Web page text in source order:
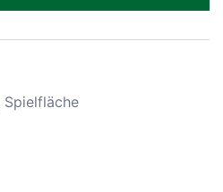
Spielfläche